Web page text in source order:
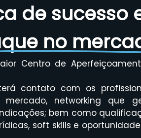
de sucesso
no
Centro de
contato com os
networking que
bem como
soft skills e